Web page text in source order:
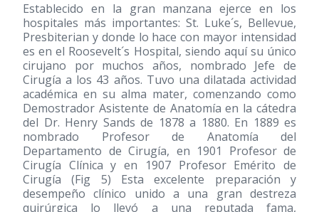
Establecido en la gran manzana ejerce en los
hospitales más importantes: St. Luke´s, Bellevue,
Presbiterian y donde lo hace con mayor intensidad
es en el Roosevelt´s Hospital, siendo aquí su único
cirujano por muchos años, nombrado Jefe de
Cirugía a los 43 años. Tuvo una dilatada actividad
académica en su alma mater, comenzando como
Demostrador Asistente de Anatomía en la cátedra
del Dr. Henry Sands de 1878 a 1880. En 1889 es
nombrado Profesor de Anatomía del
Departamento de Cirugía, en 1901 Profesor de
Cirugía Clínica y en 1907 Profesor Emérito de
Cirugía (Fig 5) Esta excelente preparación y
desempeño clínico unido a una gran destreza
quirúrgica lo llevó a una reputada fama,